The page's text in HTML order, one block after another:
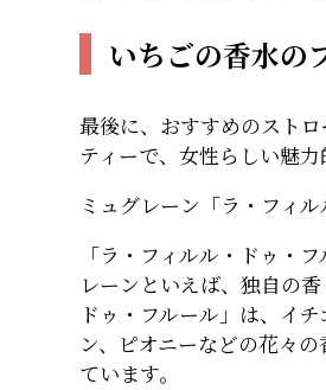
いちごの香水の
最後に、おすすめのスト
ティーで、女性らしい魅力
ミュグレーン「ラ・フ
「ラ・フィルル・ドゥ・
レーンといえば、独自の
ドゥ・フルール」は、イ
ン、ピオニーなどの花々
ています。